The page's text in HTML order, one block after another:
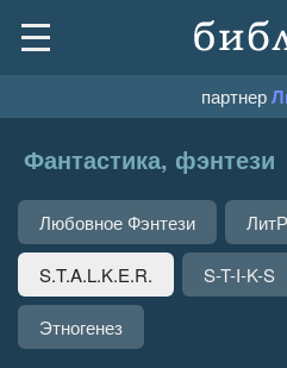
партнер
Фантастика, фэнтези
Любовное Фэнтези
S.T.A.L.K.E.R. S-T-I-K-S
Этногенез